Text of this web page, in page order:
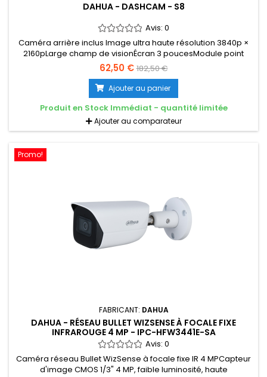
DAHUA - DASHCAM - S8
Avis: 0
Caméra arrière inclus Image ultra haute résolution 3840p ×
2160pLarge champ de visionÉcran 3 poucesModule point
d'accès Wi-FiCapteur G avec détection de collision et
verrouillage vidéoCompatible avec les cartes microSD
jusqu'à 128 GoApplication mobile compatible pour la
configuration, la visualisation en direct, la recherche et la
sauvegarde des...
62,50 €182,50 €
Ajouter au panier
Produit en Stock Immédiat - quantité limitée
Ajouter au comparateur
Promo!
FABRICANT: DAHUA
DAHUA - RÉSEAU BULLET WIZSENSE À FOCALE FIXE
INFRAROUGE 4 MP - IPC-HFW3441E-SA
Avis: 0
Caméra réseau Bullet WizSense à focale fixe IR 4 MPCapteur
d'image CMOS 1/3" 4 MP, faible luminosité, haute